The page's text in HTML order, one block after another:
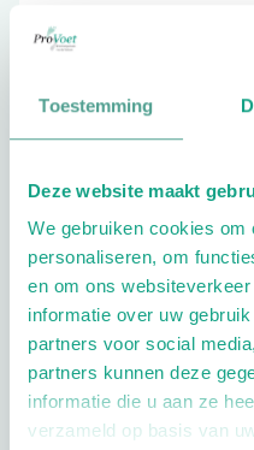
Toestemming
Deze website maakt
We gebruiken cookies
personaliseren, om
en om ons
informatie over uw
partners voor social
partners kunnen deze
informatie die u aan ze
verzameld op basis van
Schrijf ook een
Extra opties